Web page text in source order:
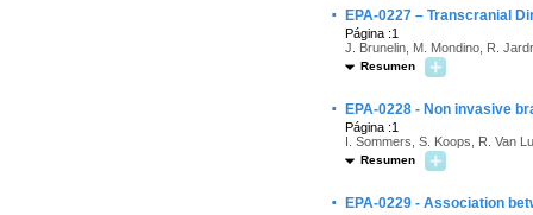
· EPA-0227 – Transcranial
Página :1
J. Brunelin, M. Mondino, R.
Resumen
· EPA-0228 - Non invasive
Página :1
I. Sommers, S. Koops, R. Van
Resumen
· EPA-0229 - Association